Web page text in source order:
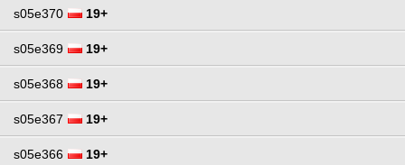
s05e370 19+
s05e369 19+
s05e368 19+
s05e367 19+
s05e366 19+